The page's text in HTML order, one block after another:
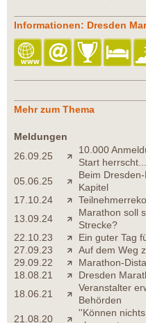
Informationen: Dresden
Mehr zum Thema
Meldungen
26.09.25
10.000
Start herrscht...
05.06.25
Beim
Kapitel
17.10.24
13.09.24
Marathon soll
Strecke?
22.10.23
Ein guter Tag
27.09.23
Auf dem Weg
29.09.22
Marathon-
18.08.21
Dresden
18.06.21
Veranstalter
Behörden
21.08.20
''Können